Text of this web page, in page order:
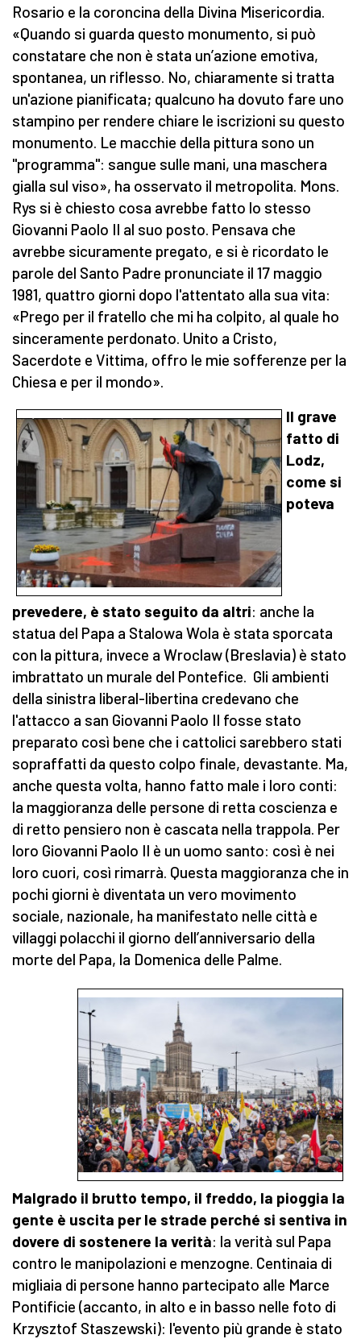
Rosario e la coroncina della Divina Misericordia.
«Quando si guarda questo monumento, si può
constatare che non è stata un’azione emotiva,
spontanea, un riflesso. No, chiaramente si tratta
un'azione pianificata; qualcuno ha dovuto fare uno
stampino per rendere chiare le iscrizioni su questo
monumento. Le macchie della pittura sono un
"programma": sangue sulle mani, una maschera
gialla sul viso», ha osservato il metropolita. Mons.
Rys si è chiesto cosa avrebbe fatto lo stesso
Giovanni Paolo II al suo posto. Pensava che
avrebbe sicuramente pregato, e si è ricordato le
parole del Santo Padre pronunciate il 17 maggio
1981, quattro giorni dopo l'attentato alla sua vita:
«Prego per il fratello che mi ha colpito, al quale ho
sinceramente perdonato. Unito a Cristo,
Sacerdote e Vittima, offro le mie sofferenze per la
Chiesa e per il mondo».
Il grave
fatto di
Lodz,
come si
poteva
prevedere, è stato seguito da altri: anche la
statua del Papa a Stalowa Wola è stata sporcata
con la pittura, invece a Wroclaw (Breslavia) è stato
imbrattato un murale del Pontefice. Gli ambienti
della sinistra liberal-libertina credevano che
l'attacco a san Giovanni Paolo II fosse stato
preparato così bene che i cattolici sarebbero stati
sopraffatti da questo colpo finale, devastante. Ma,
anche questa volta, hanno fatto male i loro conti:
la maggioranza delle persone di retta coscienza e
di retto pensiero non è cascata nella trappola. Per
loro Giovanni Paolo II è un uomo santo: così è nei
loro cuori, così rimarrà. Questa maggioranza che in
pochi giorni è diventata un vero movimento
sociale, nazionale, ha manifestato nelle città e
villaggi polacchi il giorno dell’anniversario della
morte del Papa, la Domenica delle Palme.
Malgrado il brutto tempo, il freddo, la pioggia la
gente è uscita per le strade perché si sentiva in
dovere di sostenere la verità: la verità sul Papa
contro le manipolazioni e menzogne. Centinaia di
migliaia di persone hanno partecipato alle Marce
Pontificie (accanto, in alto e in basso nelle foto di
Krzysztof Staszewski): l'evento più grande è stato